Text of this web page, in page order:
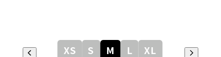
XS S M L XL